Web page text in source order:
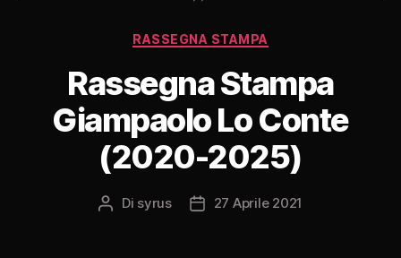
Categorie
RASSEGNA STAMPA
Rassegna Stampa
Giampaolo Lo Conte
(2020-2025)
Autore
Di syrus
Data27 Aprile 2021